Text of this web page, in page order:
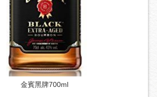
金賓黑牌700ml